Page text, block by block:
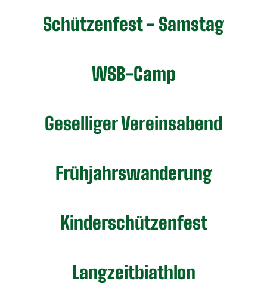
Schützenfest - Samstag
WSB-Camp
Geselliger Vereinsabend
Frühjahrswanderung
Kinderschützenfest
Langzeitbiathlon